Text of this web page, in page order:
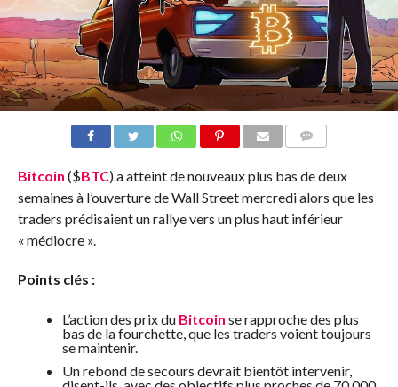
Bitcoin ($BTC) a atteint de nouveaux plus bas de deux
semaines à l’ouverture de Wall Street mercredi alors que les
traders prédisaient un rallye vers un plus haut inférieur
« médiocre ».
Points clés :
L’action des prix du Bitcoin se rapproche des plus
bas de la fourchette, que les traders voient toujours
se maintenir.
Un rebond de secours devrait bientôt intervenir,